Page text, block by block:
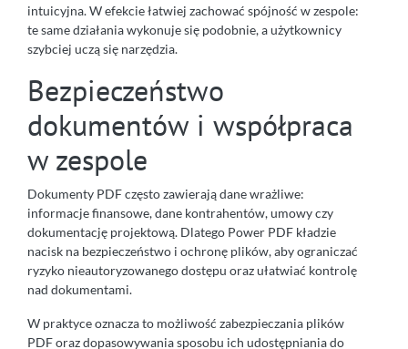
intuicyjna. W efekcie łatwiej zachować spójność w zespole:
te same działania wykonuje się podobnie, a użytkownicy
szybciej uczą się narzędzia.
Bezpieczeństwo
dokumentów i współpraca
w zespole
Dokumenty PDF często zawierają dane wrażliwe:
informacje finansowe, dane kontrahentów, umowy czy
dokumentację projektową. Dlatego Power PDF kładzie
nacisk na bezpieczeństwo i ochronę plików, aby ograniczać
ryzyko nieautoryzowanego dostępu oraz ułatwiać kontrolę
nad dokumentami.
W praktyce oznacza to możliwość zabezpieczania plików
PDF oraz dopasowywania sposobu ich udostępniania do